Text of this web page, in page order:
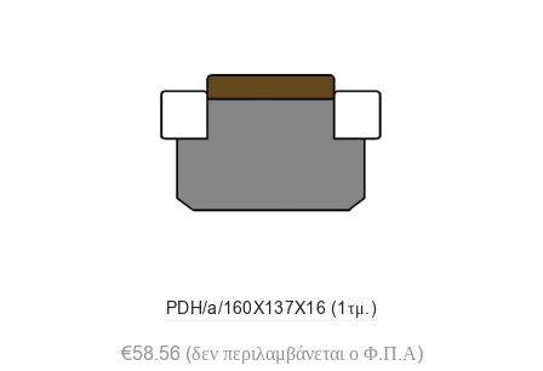
PDH/a/160X137X16 (1τμ.)
€58.56 (δεν περιλαμβάνεται ο Φ.Π.Α)